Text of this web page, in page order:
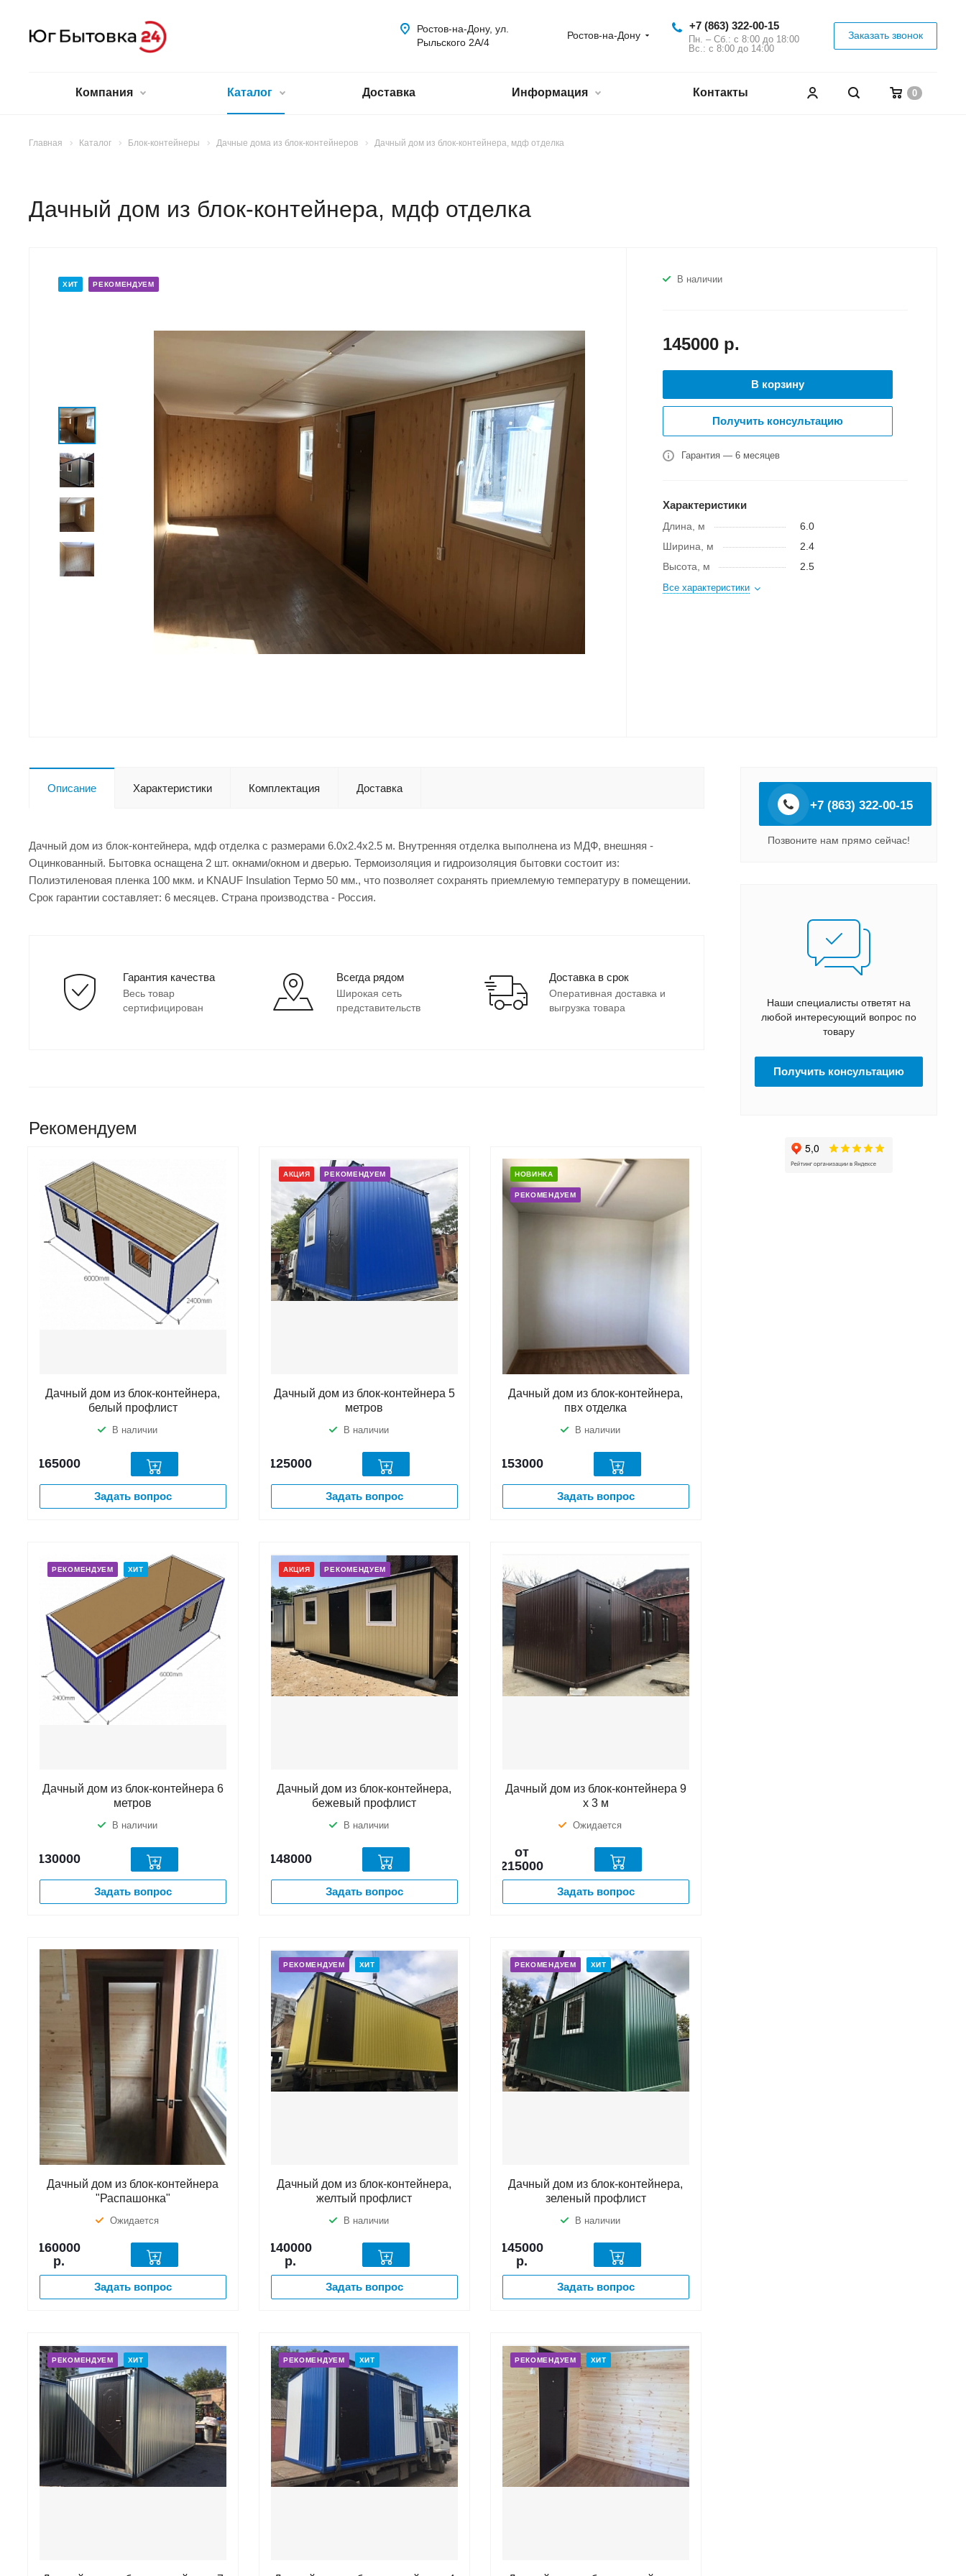
Ростов-на-Дону
+7 (863) 322-00-15
Пн. – Сб.: с 8:00 до 18:00
Вс.: с 8:00 до 14:00
Заказать звонок
Ростов-на-Дону, ул.
Рыльского 2А/4
0
Компания Каталог Доставка Информация Контакты
Главная Каталог Блок-контейнеры Дачные дома из блок-контейнеров Дачный дом из блок-контейнера, мдф отделка
Дачный дом из блок-контейнера, мдф отделка
ХИТ РЕКОМЕНДУЕМ В наличии
145000 р.
В корзину
Получить консультацию
Гарантия — 6 месяцев
Характеристики
Длина, м
6.0
Ширина, м
2.4
Высота, м
2.5
Все характеристики
Описание Характеристики Комплектация Доставка
Дачный дом из блок-контейнера, мдф отделка с размерами 6.0x2.4x2.5 м. Внутренняя отделка выполнена из МДФ, внешняя -
Оцинкованный. Бытовка оснащена 2 шт. окнами/окном и дверью. Термоизоляция и гидроизоляция бытовки состоит из:
Полиэтиленовая пленка 100 мкм. и KNAUF Insulation Термо 50 мм., что позволяет сохранять приемлемую температуру в помещении.
Срок гарантии составляет: 6 месяцев. Страна производства - Россия.
Гарантия качества
Весь товар
сертифицирован
Всегда рядом
Широкая сеть
представительств
Доставка в срок
Оперативная доставка и
выгрузка товара
Рекомендуем
Дачный дом из блок-контейнера,
белый профлист
В наличии
165000
Задать вопрос
АКЦИЯ РЕКОМЕНДУЕМ
Дачный дом из блок-контейнера 5
метров
В наличии
125000
Задать вопрос
НОВИНКА
РЕКОМЕНДУЕМ
Дачный дом из блок-контейнера,
пвх отделка
В наличии
153000
Задать вопрос
РЕКОМЕНДУЕМ ХИТ
Дачный дом из блок-контейнера 6
метров
В наличии
130000
Задать вопрос
АКЦИЯ РЕКОМЕНДУЕМ
Дачный дом из блок-контейнера,
бежевый профлист
В наличии
148000
Задать вопрос
Дачный дом из блок-контейнера 9
х 3 м
Ожидается
от
215000
Задать вопрос
Дачный дом из блок-контейнера
"Распашонка"
Ожидается
160000
р.
Задать вопрос
РЕКОМЕНДУЕМ ХИТ
Дачный дом из блок-контейнера,
желтый профлист
В наличии
140000
р.
Задать вопрос
РЕКОМЕНДУЕМ ХИТ
Дачный дом из блок-контейнера,
зеленый профлист
В наличии
145000
р.
Задать вопрос
РЕКОМЕНДУЕМ ХИТ РЕКОМЕНДУЕМ ХИТ РЕКОМЕНДУЕМ ХИТ
+7 (863) 322-00-15
Позвоните нам прямо сейчас!
Наши специалисты ответят на
любой интересующий вопрос по
товару
Получить консультацию